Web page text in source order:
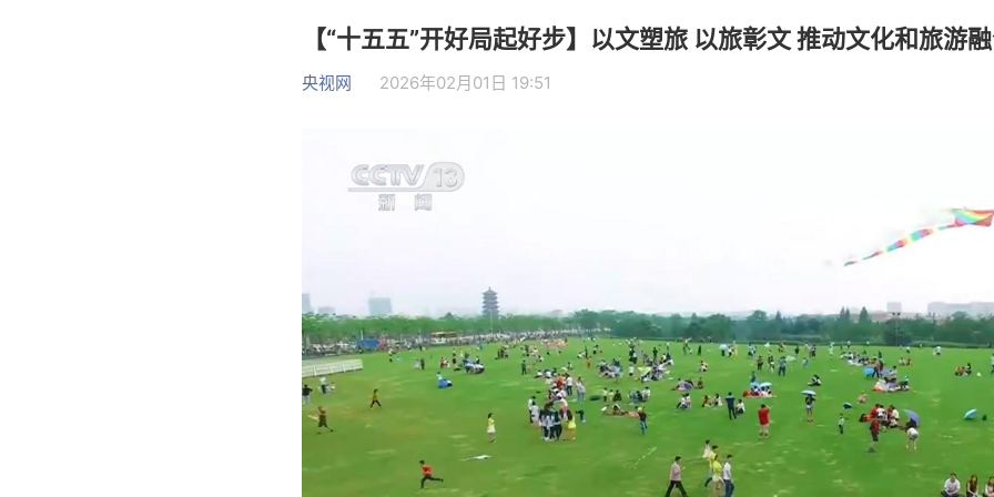
【“十五五”开好局起好步】以文塑旅 以旅彰文 推动文化和旅游
央视网 2026年02月01日 19:51